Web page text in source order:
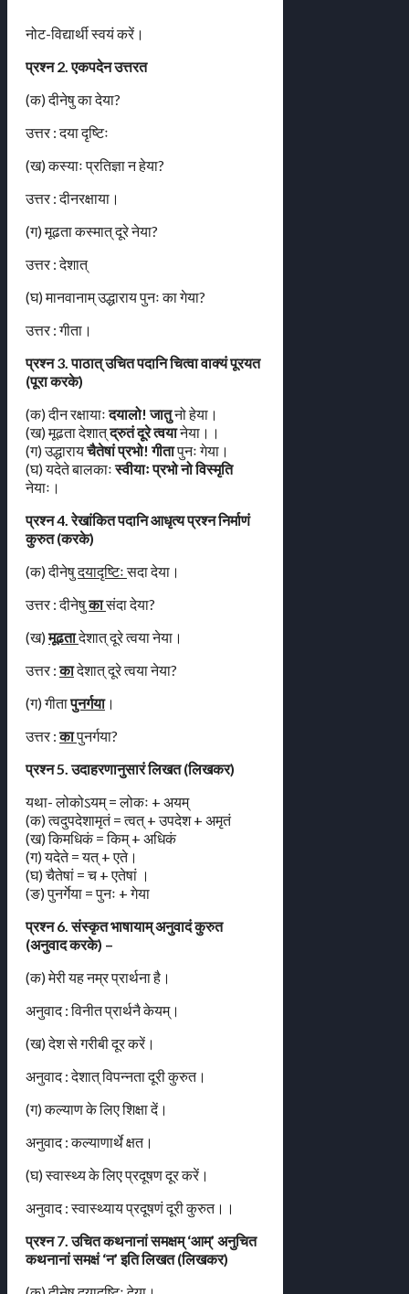
नोट-विद्यार्थी स्वयं करें।
प्रश्न 2. एकपदेन उत्तरत
(क) दीनेषु का देया?
उत्तर : दया दृष्टिः
(ख) कस्याः प्रतिज्ञा न हेया?
उत्तर : दीनरक्षाया।
(ग) मूढता कस्मात् दूरे नेया?
उत्तर : देशात्
(घ) मानवानाम् उद्धाराय पुनः का गेया?
उत्तर : गीता।
प्रश्न 3. पाठात् उचित पदानि चित्वा वाक्यं पूरयत
(पूरा करके)
(क) दीन रक्षायाःदयालो! जातुनो हेया।
(ख) मूढता देशात्द्रुतं दूरे त्वयानेया।।
(ग) उद्धारायचैतेषां प्रभो! गीतापुनः गेया।
(घ) यदेते बालकाःस्वीयाः प्रभो नो विस्मृति
नेयाः।
प्रश्न 4. रेखांकित पदानि आधृत्य प्रश्न निर्माणं
कुरुत (करके)
(क) दीनेषुदयादृष्टिःसदा देया।
उत्तर : दीनेषुकासंदा देया?
(ख)मूढतादेशात् दूरे त्वया नेया।
उत्तर :कादेशात् दूरे त्वया नेया?
(ग) गीतापुनर्गया।
उत्तर :कापुनर्गया?
प्रश्न 5. उदाहरणानुसारं लिखत (लिखकर)
यथा- लोकोऽयम् = लोकः + अयम्
(क) त्वदुपदेशामृतं = त्वत् + उपदेश + अमृतं
(ख) किमधिकं = किम् + अधिकं
(ग) यदेते = यत् + एते।
(घ) चैतेषां = च + एतेषां ।
(ङ) पुनर्गेया = पुनः + गेया
प्रश्न 6. संस्कृत भाषायाम् अनुवादं कुरुत
(अनुवाद करके) –
(क) मेरी यह नम्र प्रार्थना है।
अनुवाद : विनीत प्रार्थनै केयम्।
(ख) देश से गरीबी दूर करें।
अनुवाद : देशात् विपन्नता दूरी कुरुत।
(ग) कल्याण के लिए शिक्षा दें।
अनुवाद : कल्याणार्थे क्षत।
(घ) स्वास्थ्य के लिए प्रदूषण दूर करें।
अनुवाद : स्वास्थ्याय प्रदूषणं दूरी कुरुत।।
प्रश्न 7. उचित कथनानां समक्षम् ‘आम्’ अनुचित
कथनानां समक्षं ‘न’ इति लिखत (लिखकर)